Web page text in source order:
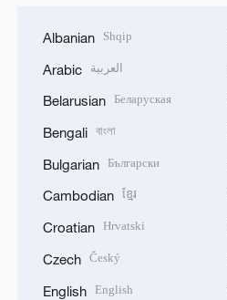
Albanian Shqip
Arabic العربية
Belarusian Беларуская
Bengali বাংলা
Bulgarian Български
Cambodian ខ្មែរ
Croatian Hrvatski
Czech Český
English English